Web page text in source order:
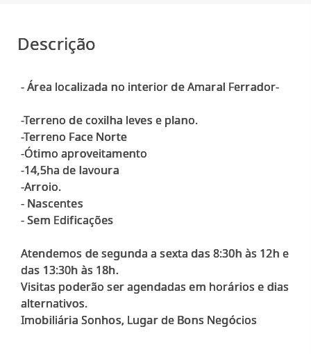
Descrição
- Área localizada no interior de Amaral Ferrador-
-Terreno de coxilha leves e plano.
-Terreno Face Norte
-Ótimo aproveitamento
-14,5ha de lavoura
-Arroio.
- Nascentes
- Sem Edificações
Atendemos de segunda a sexta das 8:30h às 12h e
das 13:30h às 18h.
Visitas poderão ser agendadas em horários e dias
alternativos.